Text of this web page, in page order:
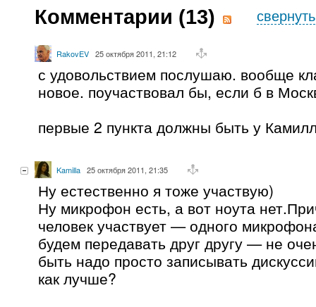
Комментарии (13) свернуть
RakovEV 25 октября 2011, 21:12
с удовольствием послушаю. вообще
новое. поучаствовал бы, если б в
первые 2 пункта должны быть у
Kamilla 25 октября 2011, 21:35
Ну естественно я тоже участвую)
Ну микрофон есть, а вот ноута
человек участвует — одного
будем передавать друг другу — не
быть надо просто записывать
как лучше?